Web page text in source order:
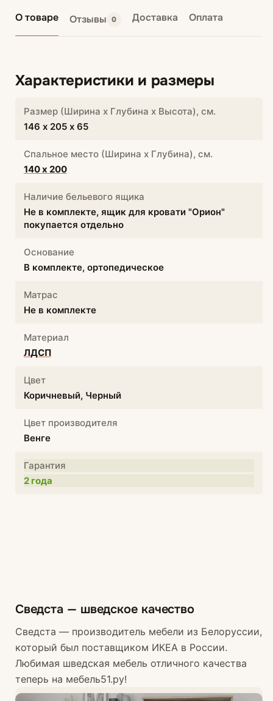
О товаре Отзывы 0 Доставка Оплата
Характеристики и размеры
Размер (Ширина х Глубина х Высота), см.
146 х 205 х 65
Спальное место (Ширина х Глубина), см.
140 х 200
Наличие бельевого ящика
Не в комплекте, ящик для кровати "Орион"
покупается отдельно
Основание
В комплекте, ортопедическое
Матрас
Не в комплекте
Материал
ЛДСП
Цвет
Коричневый, Черный
Цвет производителя
Венге
Гарантия
2 года
Сведста — шведское качество
Сведста — производитель мебели из Белоруссии,
который был поставщиком ИКЕА в России.
Любимая шведская мебель отличного качества
теперь на мебель51.ру!